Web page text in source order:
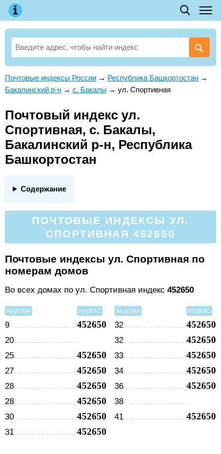
Почтовые индексы России → Республика Башкортостан →
Бакалинский р-н → с. Бакалы → ул. Спортивная
Почтовый индекс ул.
Спортивная, с. Бакалы,
Бакалинский р-н, Республика
Башкортостан
Содержание
ПОЧТОВЫЕ ИНДЕКСЫ УЛ.
СПОРТИВНАЯ 452650
Почтовые индексы ул. Спортивная по
номерам домов
Во всех домах по ул. Спортивная индекс 452650
№ ДОМА ИНДЕКС
9 452650
20
25
452650
27 452650
28 452650
28 452650
30 452650
31 452650
№ ДОМА ИНДЕКС
32 452650
32 452650
33 452650
34 452650
36 452650
38
41
452650